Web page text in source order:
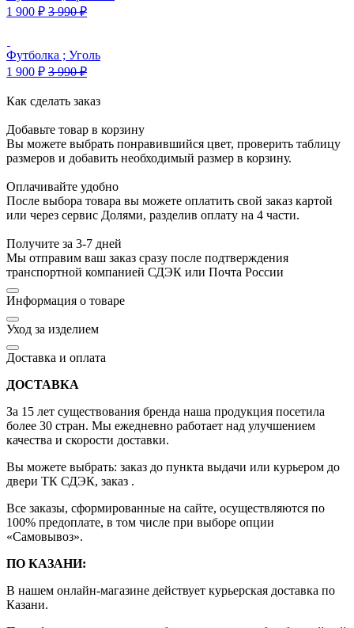
1 900 ₽ 3 990₽
Футболка ; Уголь
1 900 ₽ 3 990₽
Как сделать заказ
Добавьте товар в корзину
Вы можете выбрать понравившийся цвет, проверить таблицу
размеров и добавить необходимый размер в корзину.
Оплачивайте удобно
После выбора товара вы можете оплатить свой заказ картой
или через сервис Долями, разделив оплату на 4 части.
Получите за 3-7 дней
Мы отправим ваш заказ сразу после подтверждения
транспортной компанией СДЭК или Почта России
Информация о товаре
Уход за изделием
Доставка и оплата
ДОСТАВКА
За 15 лет существования бренда наша продукция посетила
более 30 стран. Мы ежедневно работает над улучшением
качества и скорости доставки.
Вы можете выбрать: заказ до пункта выдачи или курьером до
двери ТК СДЭК, заказ .
Все заказы, сформированные на сайте, осуществляются по
100% предоплате, в том числе при выборе опции
«Самовывоз».
ПО КАЗАНИ:
В нашем онлайн-магазине действует курьерская доставка по
Казани.